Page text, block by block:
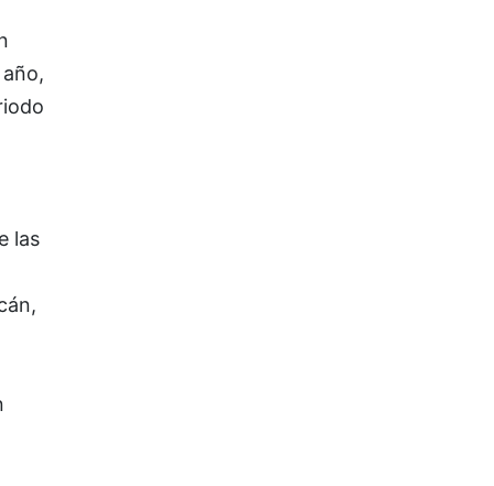
las